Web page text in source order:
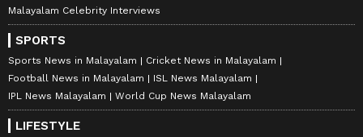
Malayalam Celebrity Interviews
SPORTS
Sports News in Malayalam
Cricket News in Malayalam
Football News in Malayalam
ISL News Malayalam
IPL News Malayalam
World Cup News Malayalam
LIFESTYLE